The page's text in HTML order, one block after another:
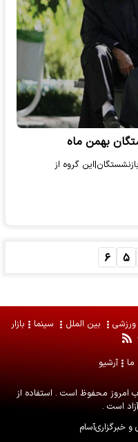
بهمن ماه
گروه از
۵ ۶
ورزشی بین الملل سینما بازار
ما آرشیو
امروز محفوظ است . استفاده از
است .
خبرگزاریآسام